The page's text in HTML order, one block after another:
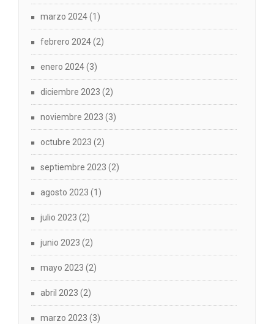
marzo 2024(1)
febrero 2024(2)
enero 2024(3)
diciembre 2023 (2)
noviembre 2023 (3)
octubre 2023 (2)
septiembre 2023 (2)
agosto 2023 (1)
julio 2023 (2)
junio 2023 (2)
mayo 2023 (2)
abril 2023 (2)
marzo 2023 (3)